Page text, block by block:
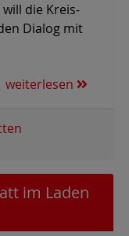
die Kreis-
Dialog mit
weiterlesen
im Laden